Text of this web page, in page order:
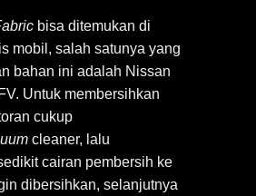
bisa ditemukan di
mobil, salah satunya yang
bahan ini adalah Nissan
Untuk membersihkan
cukup
cleaner, lalu
cairan pembersih ke
dibersihkan, selanjutnya